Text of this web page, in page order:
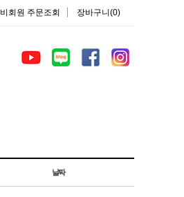
비회원 주문조회 장바구니(0)
날짜